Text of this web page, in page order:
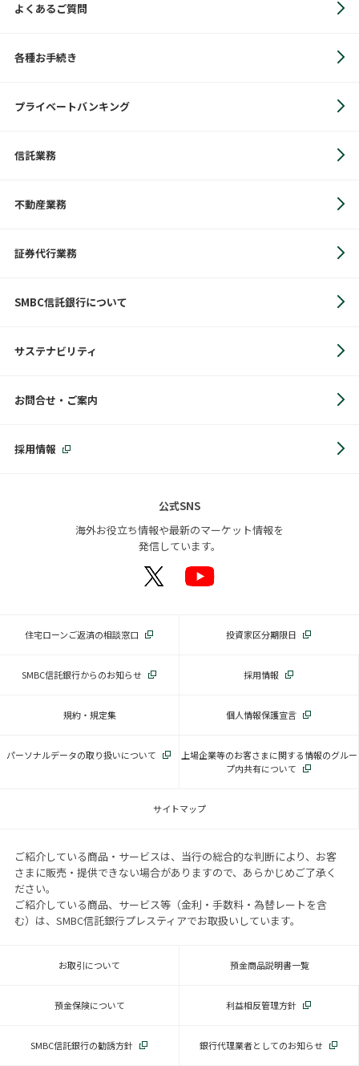
よくあるご質問
各種お手続き
プライベートバンキング
信託業務
不動産業務
証券代行業務
SMBC信託銀行について
サステナビリティ
お問合せ・ご案内
採用情報
公式SNS
海外お役立ち情報や最新のマーケット情報を
発信しています。
住宅ローンご返済の相談窓口 投資家区分期限日
SMBC信託銀行からのお知らせ 採用情報
規約・規定集 個人情報保護宣言
パーソナルデータの取り扱いについて
上場企業等のお客さまに関する情報のグルー
プ内共有について
サイトマップ
ご紹介している商品・サービスは、当行の総合的な判断により、お客
さまに販売・提供できない場合がありますので、あらかじめご了承く
ださい。
ご紹介している商品、サービス等（金利・手数料・為替レートを含
む）は、SMBC信託銀行プレスティアでお取扱いしています。
お取引について 預金商品説明書一覧
預金保険について 利益相反管理方針
SMBC信託銀行の勧誘方針 銀行代理業者としてのお知らせ